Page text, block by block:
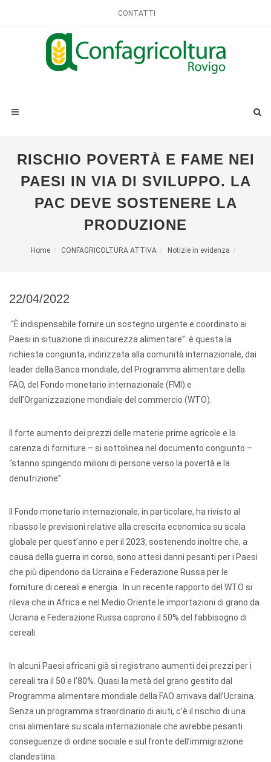
CONTATTI
RISCHIO POVERTÀ E FAME NEI
PAESI IN VIA DI SVILUPPO. LA
PAC DEVE SOSTENERE LA
PRODUZIONE
Home CONFAGRICOLTURA ATTIVA Notizie in evidenza
22/04/2022
“È indispensabile fornire un sostegno urgente e coordinato ai
Paesi in situazione di insicurezza alimentare”: è questa la
richiesta congiunta, indirizzata alla comunità internazionale, dai
leader della Banca mondiale, del Programma alimentare della
FAO, del Fondo monetario internazionale (FMI) e
dell’Organizzazione mondiale del commercio (WTO).
Il forte aumento dei prezzi delle materie prime agricole e la
carenza di forniture – si sottolinea nel documento congiunto –
“stanno spingendo milioni di persone verso la povertà e la
denutrizione”.
Il Fondo monetario internazionale, in particolare, ha rivisto al
ribasso le previsioni relative alla crescita economica su scala
globale per quest’anno e per il 2023, sostenendo inoltre che, a
causa della guerra in corso, sono attesi danni pesanti per i Paesi
che più dipendono da Ucraina e Federazione Russa per le
forniture di cereali e energia. In un recente rapporto del WTO si
rileva che in Africa e nel Medio Oriente le importazioni di grano da
Ucraina e Federazione Russa coprono il 50% del fabbisogno di
cereali.
In alcuni Paesi africani già si registrano aumenti dei prezzi per i
cereali tra il 50 e l’80%. Quasi la metà del grano gestito dal
Programma alimentare mondiale della FAO arrivava dall’Ucraina.
Senza un programma straordinario di aiuti, c’è il rischio di una
crisi alimentare su scala internazionale che avrebbe pesanti
conseguenze di ordine sociale e sul fronte dell’immigrazione
clandestina.